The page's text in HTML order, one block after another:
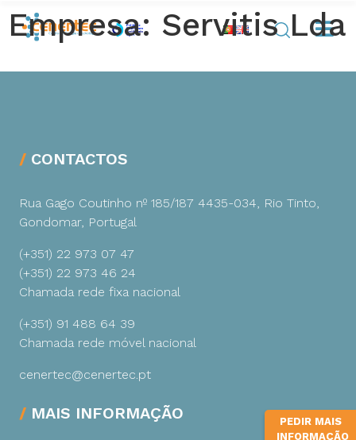
PEDIR MAIS
INFORMAÇÃO
Empresa: Servitis Lda
CONTACTOS
Rua Gago Coutinho nº 185/187 4435-034, Rio Tinto,
Gondomar, Portugal
(+351) 22 973 07 47
(+351) 22 973 46 24
Chamada rede fixa nacional
(+351) 91 488 64 39
Chamada rede móvel nacional
cenertec@cenertec.pt
MAIS INFORMAÇÃO